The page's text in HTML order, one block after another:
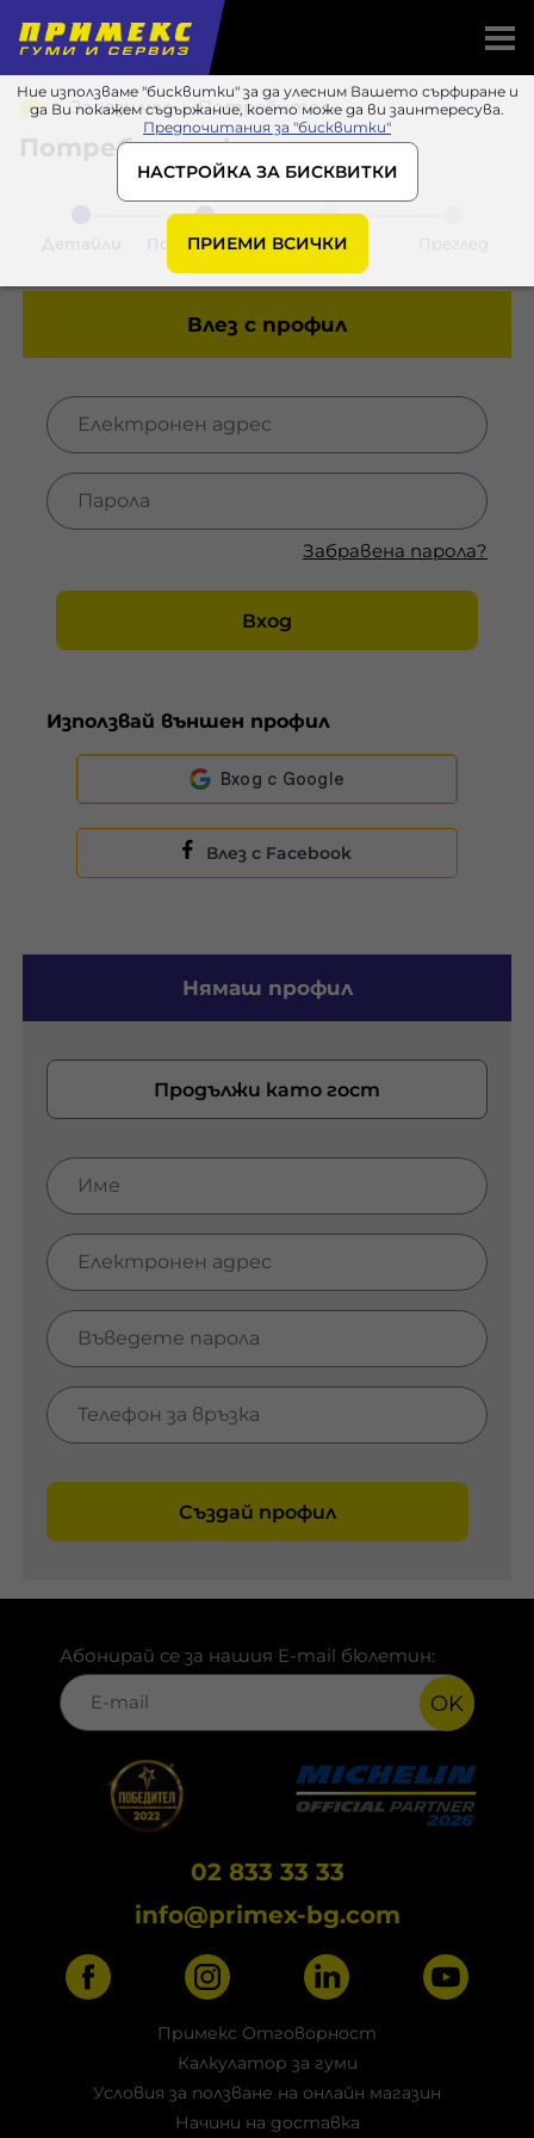
Ние използваме "бисквитки" за да улесним Вашето сърфиране и
да Ви покажем съдържание, което може да ви заинтересува.
Предпочитания за "бисквитки"
НАСТРОЙКА ЗА БИСКВИТКИ
ПРИЕМИ ВСИЧКИ
Запази час Потребител
Потребителски данни
Потребител Данни Преглед
Влез с профил
Забравена парола?
Вход
Използвай външен профил
Влез с Facebook
Нямаш профил
Продължи като гост
Създай профил
Абонирай се за нашия E-mail бюлетин:
OK
02 833 33 33
info@primex-bg.com
Примекс Отговорност
Калкулатор за гуми
Условия за ползване на онлайн магазин
Начини на доставка